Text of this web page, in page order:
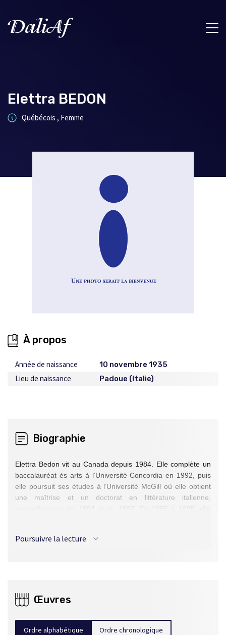
Elettra BEDON
Québécois , Femme
À propos
Année de naissance 10 novembre 1935
Lieu de naissance Padoue (Italie)
Biographie
Elettra Bedon vit au Canada depuis 1984. Elle complète un
baccalauréat ès arts à l’Université Concordia en 1992, puis
elle poursuit ses études à l’Université McGill où elle obtient
une maîtrise et un doctorat en littérature italienne,
donne des cours de langue italienne. Elle est l’auteure de
Poursuivre la lecture
Œuvres
Ordre alphabétique Ordre chronologique